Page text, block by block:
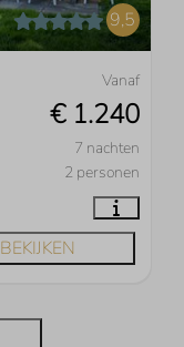
9,5
Vanaf
€ 1.240
7 nachten
2 personen
BEKIJKEN